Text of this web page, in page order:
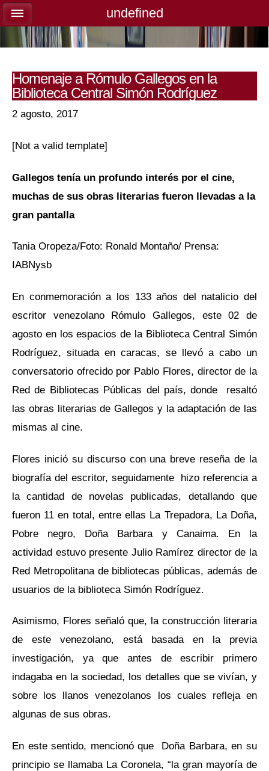
Homenaje a Rómulo Gallegos en la
Biblioteca Central Simón Rodríguez
2 agosto, 2017
[Not a valid template]
Gallegos tenía un profundo interés por el cine,
muchas de sus obras literarias fueron llevadas a la
gran pantalla
Tania Oropeza/Foto: Ronald Montaño/ Prensa:
IABNysb
En conmemoración a los 133 años del natalicio del
escritor venezolano Rómulo Gallegos, este 02 de
agosto en los espacios de la Biblioteca Central Simón
Rodríguez, situada en caracas, se llevó a cabo un
conversatorio ofrecido por Pablo Flores, director de la
Red de Bibliotecas Públicas del país, donde resaltó
las obras literarias de Gallegos y la adaptación de las
mismas al cine.
Flores inició su discurso con una breve reseña de la
biografía del escritor, seguidamente hizo referencia a
la cantidad de novelas publicadas, detallando que
fueron 11 en total, entre ellas La Trepadora, La Doña,
Pobre negro, Doña Barbara y Canaima. En la
actividad estuvo presente Julio Ramírez director de la
Red Metropolitana de bibliotecas públicas, además de
usuarios de la biblioteca Simón Rodríguez.
Asimismo, Flores señaló que, la construcción literaria
de este venezolano, está basada en la previa
investigación, ya que antes de escribir primero
indagaba en la sociedad, los detalles que se vivían, y
sobre los llanos venezolanos los cuales refleja en
algunas de sus obras.
En este sentido, mencionó que Doña Barbara, en su
principio se llamaba La Coronela, “la gran mayoría de
undefined
undefined